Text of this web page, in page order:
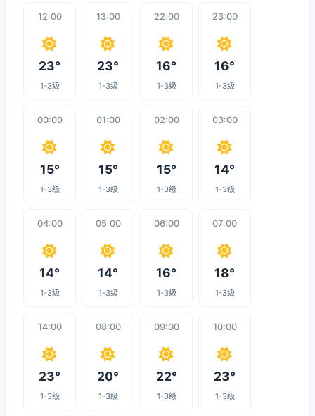
12:00
23°
1-3级
13:00
23°
1-3级
22:00
16°
1-3级
23:00
16°
1-3级
00:00
15°
1-3级
01:00
15°
1-3级
02:00
15°
1-3级
03:00
14°
1-3级
04:00
14°
1-3级
05:00
14°
1-3级
06:00
16°
1-3级
07:00
18°
1-3级
14:00
23°
1-3级
08:00
20°
1-3级
09:00
22°
1-3级
10:00
23°
1-3级